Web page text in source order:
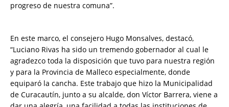
progreso de nuestra comuna”.
En este marco, el consejero Hugo Monsalves, destacó,
“Luciano Rivas ha sido un tremendo gobernador al cual le
agradezco toda la disposición que tuvo para nuestra región
y para la Provincia de Malleco especialmente, donde
equiparó la cancha. Este trabajo que hizo la Municipalidad
de Curacautín, junto a su alcalde, don Víctor Barrera, viene a